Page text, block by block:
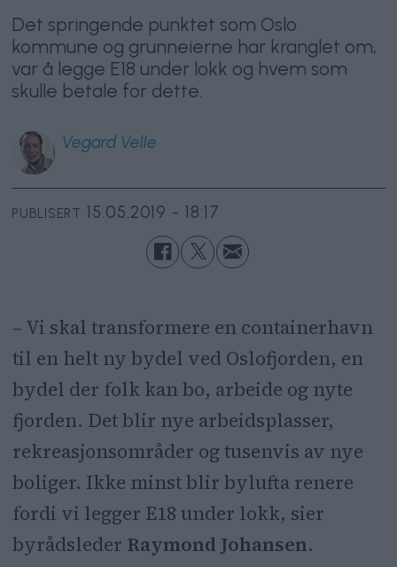
Det springende punktet som Oslo
kommune og grunneierne har kranglet om,
var å legge E18 under lokk og hvem som
skulle betale for dette.
Vegard Velle
PUBLISERT 15.05.2019 - 18:17
– Vi skal transformere en containerhavn
til en helt ny bydel ved Oslofjorden, en
bydel der folk kan bo, arbeide og nyte
fjorden. Det blir nye arbeidsplasser,
rekreasjonsområder og tusenvis av nye
boliger. Ikke minst blir bylufta renere
fordi vi legger E18 under lokk, sier
byrådsleder Raymond Johansen.